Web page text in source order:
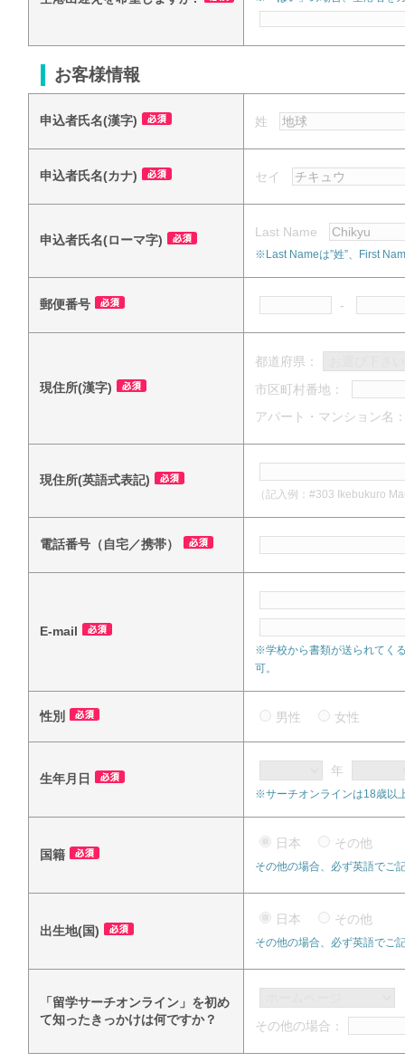
お客様情報
申込者氏名(漢字) 姓
申込者氏名(カナ) セイ
申込者氏名(ローマ字)
Last Name
※Last Nameは”姓”、First
郵便番号 -
現住所(漢字)
都道府県：
市区町村番地：
アパート・マンション名
現住所(英語式表記)
（記入例：#303 Ikebukuro
電話番号（自宅／携帯）
E-mail
※学校から書類が送られてく
可。
性別 男性 女性
生年月日
年
※サーチオンラインは18歳以
国籍
日本 その他
その他の場合、必ず英語でご
出生地(国)
日本 その他
その他の場合、必ず英語でご
「留学サーチオンライン」を初め
て知ったきっかけは何ですか？
その他の場合：